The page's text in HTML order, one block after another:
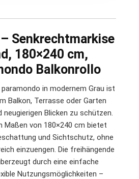
Senkrechtmarkise
180×240 cm,
Balkonrollo
in modernem Grau ist
Balkon, Terrasse oder Garten
neugierigen Blicken zu schützen.
Maßen von 180×240 cm bietet
und Sichtschutz, ohne
einzuengen. Die freihängende
durch eine einfache
Nutzungsmöglichkeiten –